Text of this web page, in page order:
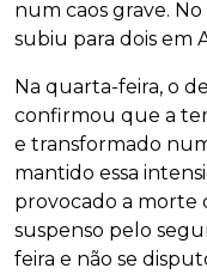
num caos grave.
subiu para dois em
Na quarta-feira, o
confirmou que a
e transformado
mantido essa
provocado a morte
suspenso pelo
feira e não se